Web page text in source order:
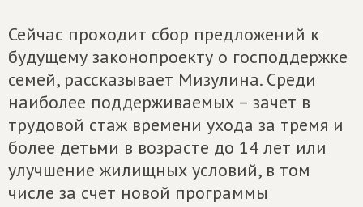
Сейчас проходит сбор предложений к
будущему законопроекту о господдержке
семей, рассказывает Мизулина. Среди
наиболее поддерживаемых – зачет в
трудовой стаж времени ухода за тремя и
более детьми в возрасте до 14 лет или
улучшение жилищных условий, в том
числе за счет новой программы